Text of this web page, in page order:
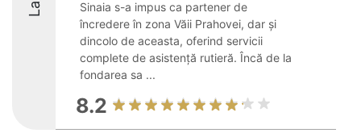
Sinaia s-a impus ca partener de
încredere în zona Văii Prahovei, dar și
dincolo de aceasta, oferind servicii
complete de asistență rutieră. Încă de la
fondarea sa ...
8.2